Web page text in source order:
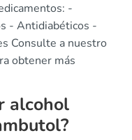
-
- Antidiabéticos -
Consulte a nuestro
obtener más
alcohol